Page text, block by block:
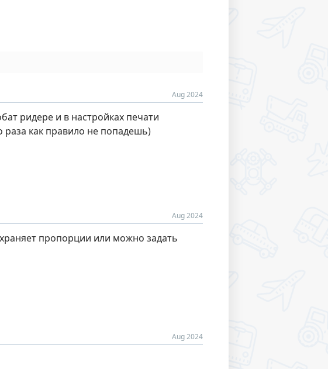
Aug 2024
ридере и в настройках печати
как правило не попадешь)
Aug 2024
пропорции или можно задать
Aug 2024